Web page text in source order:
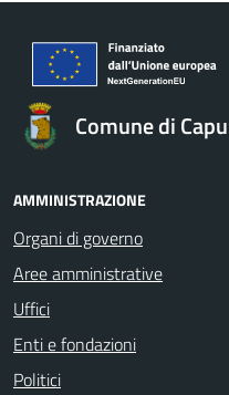
Comune di
AMMINISTRAZIONE
Organi di governo
Aree amministrative
Uffici
Enti e fondazioni
Politici